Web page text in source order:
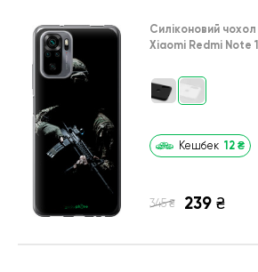
Силіконовий чохол
Xiaomi Redmi Note
Кешбек 12 ₴
345 ₴ 239 ₴